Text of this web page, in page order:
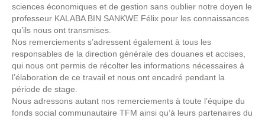
sciences économiques et de gestion sans oublier notre doyen le
professeur KALABA BIN SANKWE Félix pour les connaissances
qu’ils nous ont transmises.
Nos remerciements s’adressent également à tous les
responsables de la direction générale des douanes et accises,
qui nous ont permis de récolter les informations nécessaires à
l’élaboration de ce travail et nous ont encadré pendant la
période de stage.
Nous adressons autant nos remerciements à toute l’équipe du
fonds social communautaire TFM ainsi qu’à leurs partenaires du